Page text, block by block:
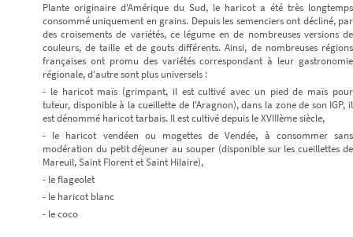
Plante originaire d'Amérique du Sud, le haricot a été très longtemps
consommé uniquement en grains. Depuis les semenciers ont décliné, par
des croisements de variétés, ce légume en de nombreuses versions de
couleurs, de taille et de gouts différents. Ainsi, de nombreuses régions
françaises ont promu des variétés correspondant à leur gastronomie
régionale, d'autre sont plus universels :
- le haricot maïs (grimpant, il est cultivé avec un pied de maïs pour
tuteur, disponible à la cueillette de l'Aragnon), dans la zone de son IGP, il
est dénommé haricot tarbais. Il est cultivé depuis le XVIIIème siècle,
- le haricot vendéen ou mogettes de Vendée, à consommer sans
modération du petit déjeuner au souper (disponible sur les cueillettes de
Mareuil, Saint Florent et Saint Hilaire),
- le flageolet
- le haricot blanc
- le coco